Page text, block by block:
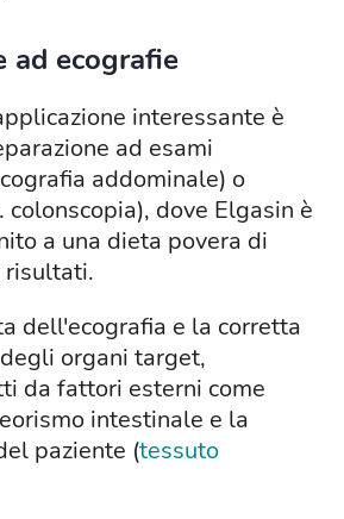
ad ecografie
interessante è
ad esami
addominale) o
colonscopia), dove Elgasin è
a una dieta povera di
risultati.
dell'ecografia e la corretta
organi target,
da fattori esterni come
intestinale e la
paziente (tessuto